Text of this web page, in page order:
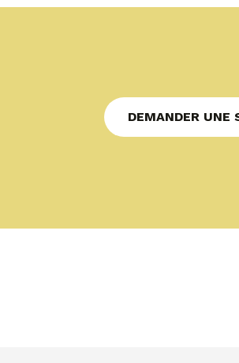
DEMANDER UNE